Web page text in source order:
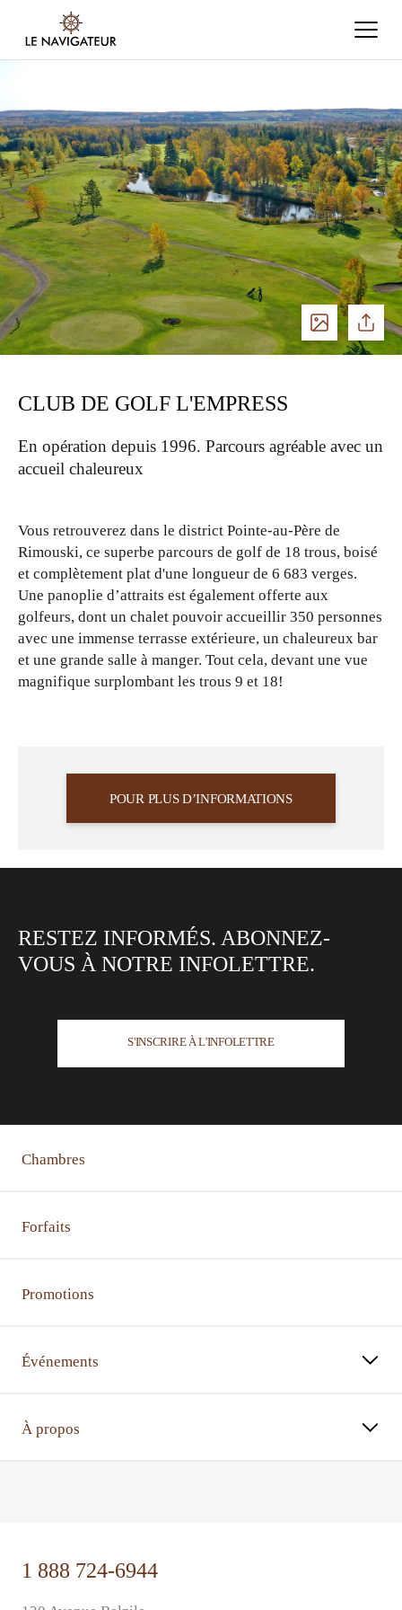
Voir
CLUB DE GOLF L'EMPRESS
En opération depuis 1996. Parcours agréable avec un
accueil chaleureux
Vous retrouverez dans le district Pointe-au-Père de
Rimouski, ce superbe parcours de golf de 18 trous, boisé
et complètement plat d'une longueur de 6 683 verges.
Une panoplie d’attraits est également offerte aux
golfeurs, dont un chalet pouvoir accueillir 350 personnes
avec une immense terrasse extérieure, un chaleureux bar
et une grande salle à manger. Tout cela, devant une vue
magnifique surplombant les trous 9 et 18!
POUR PLUS D’INFORMATIONS
RESTEZ INFORMÉS. ABONNEZ-
VOUS À NOTRE INFOLETTRE.
S'INSCRIRE À L'INFOLETTRE
Chambres
Forfaits
Promotions
Événements
À propos
1 888 724-6944